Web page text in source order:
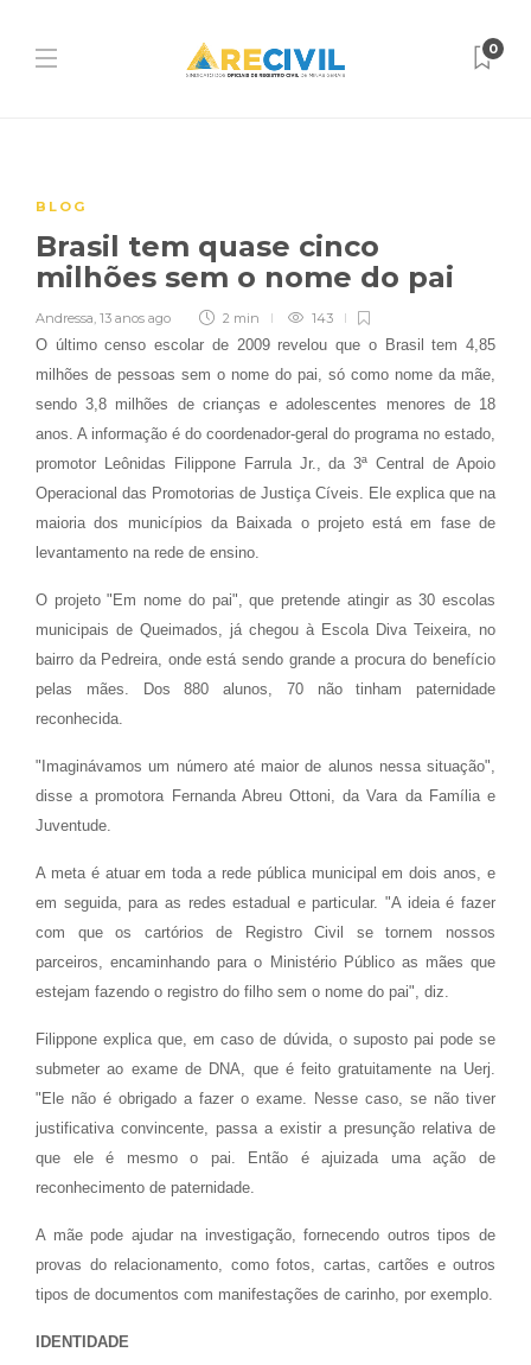
0
BLOG
Brasil tem quase cinco
milhões sem o nome do pai
Andressa, 13 anos ago 2 min 143
O último censo escolar de 2009 revelou que o Brasil tem 4,85
milhões de pessoas sem o nome do pai, só como nome da mãe,
sendo 3,8 milhões de crianças e adolescentes menores de 18
anos. A informação é do coordenador-geral do programa no estado,
promotor Leônidas Filippone Farrula Jr., da 3ª Central de Apoio
Operacional das Promotorias de Justiça Cíveis. Ele explica que na
maioria dos municípios da Baixada o projeto está em fase de
levantamento na rede de ensino.
O projeto "Em nome do pai", que pretende atingir as 30 escolas
municipais de Queimados, já chegou à Escola Diva Teixeira, no
bairro da Pedreira, onde está sendo grande a procura do benefício
pelas mães. Dos 880 alunos, 70 não tinham paternidade
reconhecida.
"Imaginávamos um número até maior de alunos nessa situação",
disse a promotora Fernanda Abreu Ottoni, da Vara da Família e
Juventude.
A meta é atuar em toda a rede pública municipal em dois anos, e
em seguida, para as redes estadual e particular. "A ideia é fazer
com que os cartórios de Registro Civil se tornem nossos
parceiros, encaminhando para o Ministério Público as mães que
estejam fazendo o registro do filho sem o nome do pai", diz.
Filippone explica que, em caso de dúvida, o suposto pai pode se
submeter ao exame de DNA, que é feito gratuitamente na Uerj.
"Ele não é obrigado a fazer o exame. Nesse caso, se não tiver
justificativa convincente, passa a existir a presunção relativa de
que ele é mesmo o pai. Então é ajuizada uma ação de
reconhecimento de paternidade.
A mãe pode ajudar na investigação, fornecendo outros tipos de
provas do relacionamento, como fotos, cartas, cartões e outros
tipos de documentos com manifestações de carinho, por exemplo.
IDENTIDADE